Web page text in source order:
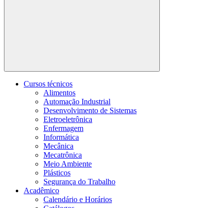
Buscar
Cursos técnicos
Alimentos
Automação Industrial
Desenvolvimento de Sistemas
Eletroeletrônica
Enfermagem
Informática
Mecânica
Mecatrônica
Meio Ambiente
Plásticos
Segurança do Trabalho
Acadêmico
Calendário e Horários